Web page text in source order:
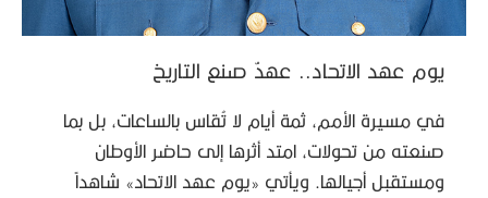
يوم عهد الاتحاد.. عهدٌ صنع التاريخ
في مسيرة الأمم، ثمة أيام لا تُقاس بالساعات، بل بما
صنعته من تحولات، امتد أثرها إلى حاضر الأوطان
ومستقبل أجيالها. ويأتي «يوم عهد الاتحاد» شاهداً